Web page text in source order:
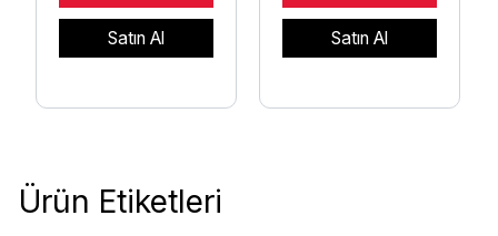
Satın Al Satın Al
Ürün Etiketleri